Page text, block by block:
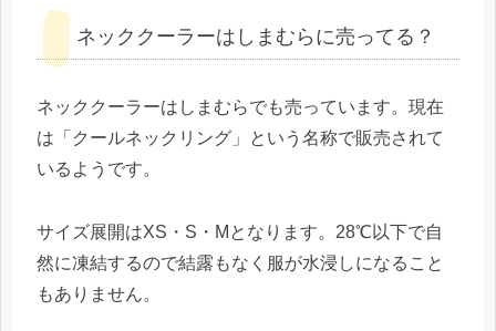
ネッククーラーはしまむらに売ってる？
ネッククーラーはしまむらでも売っています。現在
は「クールネックリング」という名称で販売されて
いるようです。
サイズ展開はXS・S・Mとなります。28℃以下で自
然に凍結するので結露もなく服が水浸しになること
もありません。